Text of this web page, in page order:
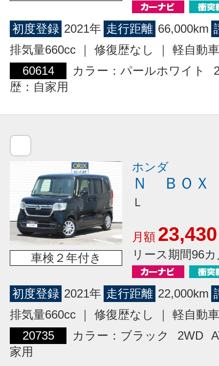
初度登録 2021年 走行距離 66,000km
排気量660cc ｜ 修復歴なし ｜ 軽自動車
60614
カラー：パールホワイト
歴：自家用
車検２年付き
ホンダ
Ｎ ＢＯＸ
Ｌ
月額 23,430
リース期間96
初度登録 2021年 走行距離 22,000km
排気量660cc ｜ 修復歴なし ｜ 軽自動車
20735
カラー：ブラック 2WD
家用